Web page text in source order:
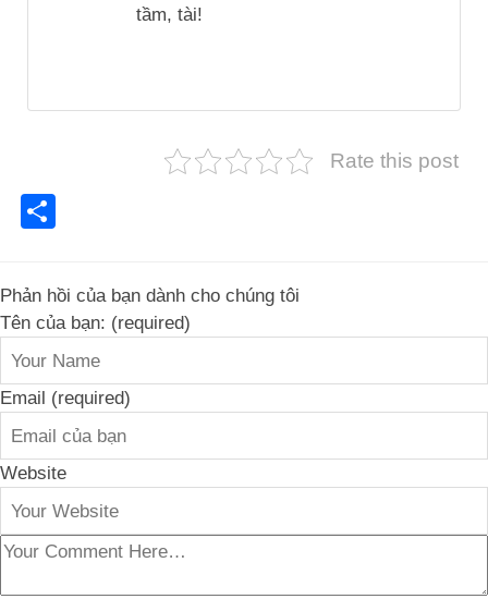
tầm, tài!
Rate this post
Phản hồi của bạn dành cho chúng tôi
Tên của bạn: (required)
Email (required)
Website